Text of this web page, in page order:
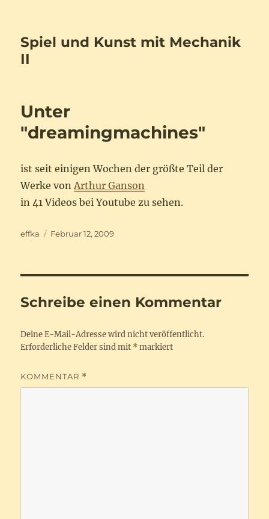
Spiel und Kunst mit Mechanik
II
Unter
"dreamingmachines"
ist seit einigen Wochen der größte Teil der
Werke vonArthur Ganson
in 41 Videos bei Youtube zu sehen.
Autor
effka
Veröffentlicht
Februar 12, 2009
Schreibe einen Kommentar
Deine E-Mail-Adresse wird nicht veröffentlicht.
Erforderliche Felder sind mit * markiert
KOMMENTAR *